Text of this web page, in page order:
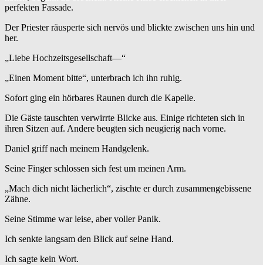
perfekten Fassade.
Der Priester räusperte sich nervös und blickte zwischen uns hin und
her.
„Liebe Hochzeitsgesellschaft—“
„Einen Moment bitte“, unterbrach ich ihn ruhig.
Sofort ging ein hörbares Raunen durch die Kapelle.
Die Gäste tauschten verwirrte Blicke aus. Einige richteten sich in
ihren Sitzen auf. Andere beugten sich neugierig nach vorne.
Daniel griff nach meinem Handgelenk.
Seine Finger schlossen sich fest um meinen Arm.
„Mach dich nicht lächerlich“, zischte er durch zusammengebissene
Zähne.
Seine Stimme war leise, aber voller Panik.
Ich senkte langsam den Blick auf seine Hand.
Ich sagte kein Wort.